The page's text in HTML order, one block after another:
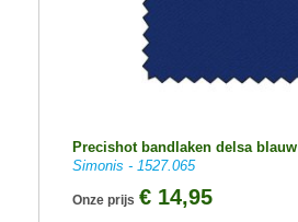
Precishot bandlaken delsa blauw
Simonis - 1527.065
Onze prijs € 14,95